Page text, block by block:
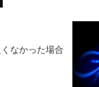
なかった場合